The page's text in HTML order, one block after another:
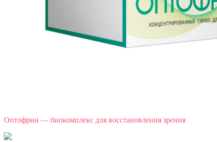
Оптофрин — биокомплекс для восстановления зрения